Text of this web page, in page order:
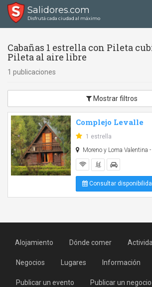
Salidores.com
Disfrutá cada ciudad al máximo
Cabañas 1 estrella con Pileta
Pileta al aire libre
1 publicaciones
Mostrar filtros
Complejo Levalle
1 estrella
Moreno y Loma Valentina
Consultar
Alojamiento Dónde comer
Negocios Lugares Información
Publicar un evento Publicar un negocio